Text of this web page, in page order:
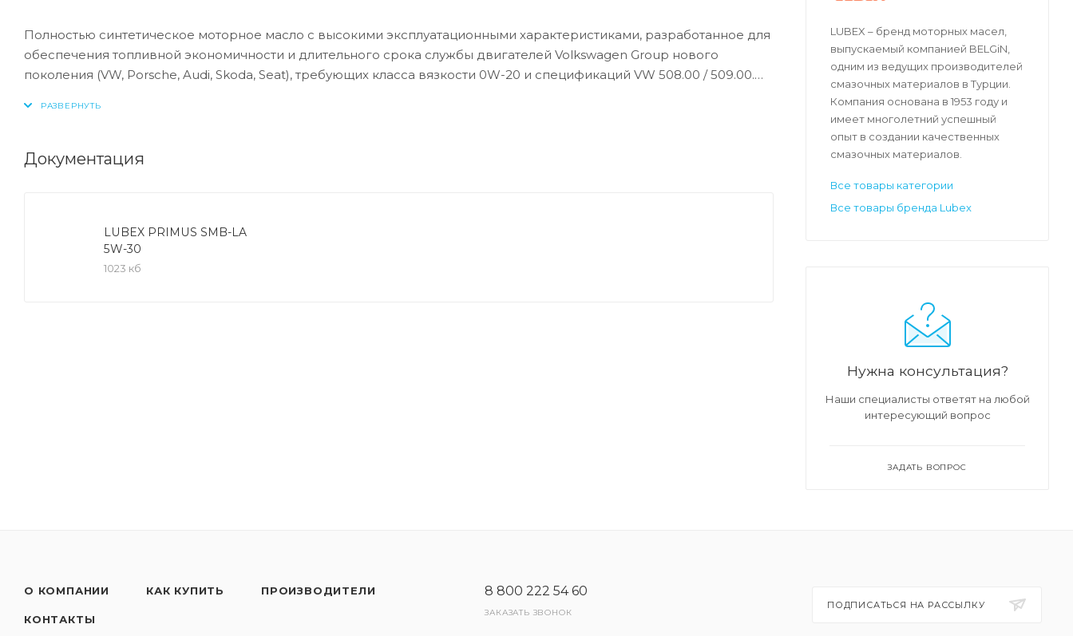
Полностью синтетическое моторное масло с высокими эксплуатационными характеристиками, разработанное для
обеспечения топливной экономичности и длительного срока службы двигателей Volkswagen Group нового
поколения (VW, Porsche, Audi, Skoda, Seat), требующих класса вязкости 0W-20 и спецификаций VW 508.00 / 509.00.
`- Превосходная защита в двигателях группы VW нового поколения с большим объемом и малыми допусками.
- Моторное масло с высокими эксплуатационными характеристиками
- Минимальный износ при отличной текучести при запуске двигателя даже при самых низких температурах.
Документация
LUBEX PRIMUS SMB-LA
5W-30
1023 кб
LUBEX – бренд моторных масел,
выпускаемый компанией BELGiN,
одним из ведущих производителей
смазочных материалов в Турции.
Компания основана в 1953 году и
имеет многолетний успешный
опыт в создании качественных
смазочных материалов.
Все товары категории
Все товары бренда Lubex
Нужна консультация?
Наши специалисты ответят на любой
интересующий вопрос
ЗАДАТЬ ВОПРОС
О КОМПАНИИ КАК КУПИТЬ ПРОИЗВОДИТЕЛИ
КОНТАКТЫ
8 800 222 54 60
ЗАКАЗАТЬ ЗВОНОК
ПОДПИСАТЬСЯ НА РАССЫЛКУ